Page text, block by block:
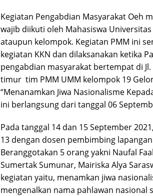
Kegiatan Pengabdian Masyarakat Oeh
wajib diikuti oleh Mahasiswa
ataupun kelompok. Kegiatan PMM ini
kegiatan KKN dan dilaksanakan ketika
pengabdian masyarakat bertempat di
timur tim PMM UMM kelompok 19
“Menanamkan Jiwa Nasionalisme
ini berlangsung dari tanggal 06
Pada tanggal 14 dan 15 September
13 dengan dosen pembimbing
Beranggotakan 5 orang yakni Naufal
Sumertak Sumunar, Mairiska Alya
kegiatan yaitu, menamkan jiwa
mengenalkan nama pahlawan